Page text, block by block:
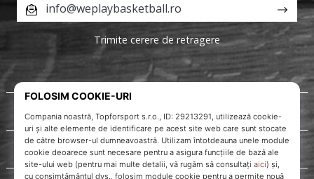
Despre noi
Servicii clienți
info@weplaybasketball.ro
Trimite cerere de retragere